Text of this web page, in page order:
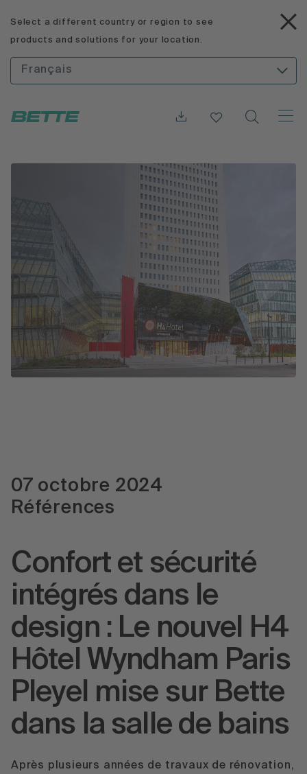
Select a different country or region to see
products and solutions for your location.
Français
07 octobre 2024
Références
Confort et sécurité
intégrés dans le
design : Le nouvel H4
Hôtel Wyndham Paris
Pleyel mise sur Bette
dans la salle de bains
Après plusieurs années de travaux de rénovation,